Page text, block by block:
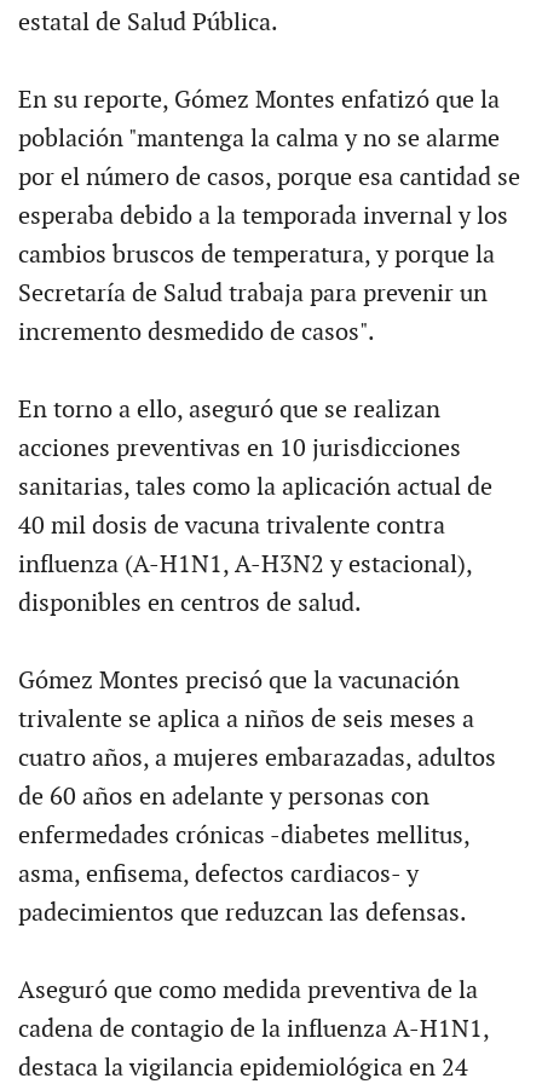
estatal de Salud Pública.
En su reporte, Gómez Montes enfatizó que la
población "mantenga la calma y no se alarme
por el número de casos, porque esa cantidad se
esperaba debido a la temporada invernal y los
cambios bruscos de temperatura, y porque la
Secretaría de Salud trabaja para prevenir un
incremento desmedido de casos".
En torno a ello, aseguró que se realizan
acciones preventivas en 10 jurisdicciones
sanitarias, tales como la aplicación actual de
40 mil dosis de vacuna trivalente contra
influenza (A-H1N1, A-H3N2 y estacional),
disponibles en centros de salud.
Gómez Montes precisó que la vacunación
trivalente se aplica a niños de seis meses a
cuatro años, a mujeres embarazadas, adultos
de 60 años en adelante y personas con
enfermedades crónicas -diabetes mellitus,
asma, enfisema, defectos cardiacos- y
padecimientos que reduzcan las defensas.
Aseguró que como medida preventiva de la
cadena de contagio de la influenza A-H1N1,
destaca la vigilancia epidemiológica en 24